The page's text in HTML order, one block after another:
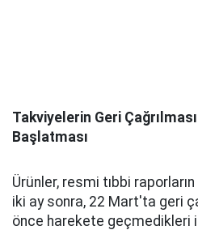
Takviyelerin Geri
Başlatması
Ürünler, resmi tıbbi
iki ay sonra, 22 Mart'ta geri
önce harekete geçmedikleri